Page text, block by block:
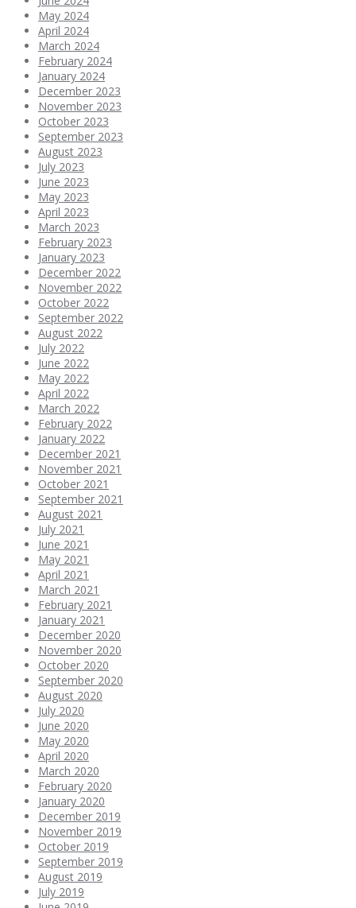
May 2024
April 2024
March 2024
February 2024
January 2024
December 2023
November 2023
October 2023
September 2023
August 2023
July 2023
June 2023
May 2023
April 2023
March 2023
February 2023
January 2023
December 2022
November 2022
October 2022
September 2022
August 2022
July 2022
June 2022
May 2022
April 2022
March 2022
February 2022
January 2022
December 2021
November 2021
October 2021
September 2021
August 2021
July 2021
June 2021
May 2021
April 2021
March 2021
February 2021
January 2021
December 2020
November 2020
October 2020
September 2020
August 2020
July 2020
June 2020
May 2020
April 2020
March 2020
February 2020
January 2020
December 2019
November 2019
October 2019
September 2019
August 2019
July 2019